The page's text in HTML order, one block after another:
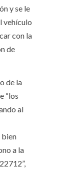
y se le
vehículo
con la
de
de la
“los
al
bien
a la